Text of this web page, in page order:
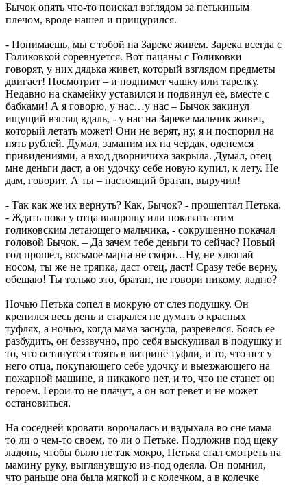
Бычок опять что-то поискал взглядом за петькиным
плечом, вроде нашел и прищурился.
- Понимаешь, мы с тобой на Зареке живем. Зарека всегда с
Голиковкой соревнуется. Вот пацаны с Голиковки
говорят, у них дядька живет, который взглядом предметы
двигает! Посмотрит – и поднимет чашку или тарелку.
Недавно на скамейку уставился и подвинул ее, вместе с
бабками! А я говорю, у нас…у нас – Бычок закинул
ищущий взгляд вдаль, - у нас на Зареке мальчик живет,
который летать может! Они не верят, ну, я и поспорил на
пять рублей. Думал, заманим их на чердак, оденемся
привидениями, а вход дворничиха закрыла. Думал, отец
мне деньги даст, а он удочку себе новую купил, к лету. Не
дам, говорит. А ты – настоящий братан, выручил!
- Так как же их вернуть? Как, Бычок? - прошептал Петька.
- Ждать пока у отца выпрошу или показать этим
голиковским летающего мальчика, - сокрушенно покачал
головой Бычок. – Да зачем тебе деньги то сейчас? Новый
год прошел, восьмое марта не скоро…Ну, не хлюпай
носом, ты же не тряпка, даст отец, даст! Сразу тебе верну,
обещаю! Ты только это, братан, не говори никому, ладно?
Ночью Петька сопел в мокрую от слез подушку. Он
крепился весь день и старался не думать о красных
туфлях, а ночью, когда мама заснула, разревелся. Боясь ее
разбудить, он беззвучно, про себя выскуливал в подушку и
то, что останутся стоять в витрине туфли, и то, что нет у
него отца, покупающего себе удочку и выезжающего на
пожарной машине, и никакого нет, и то, что не станет он
героем. Герои-то не плачут, а он вот ревет и не может
остановиться.
На соседней кровати ворочалась и вздыхала во сне мама
то ли о чем-то своем, то ли о Петьке. Подложив под щеку
ладонь, чтобы было не так мокро, Петька стал смотреть на
мамину руку, выглянувшую из-под одеяла. Он помнил,
что раньше она была мягкой и с колечком, а в колечке